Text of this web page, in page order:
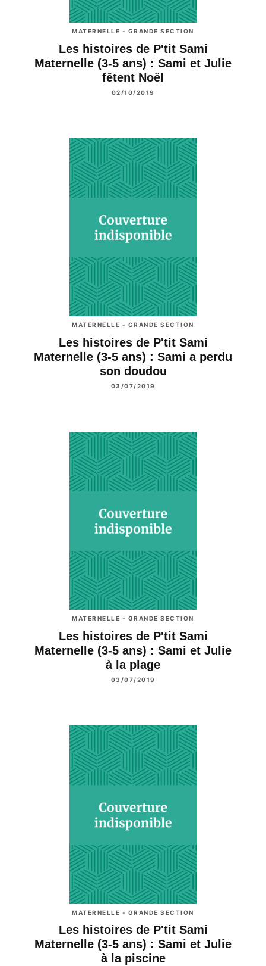
MATERNELLE - GRANDE SECTION
Les histoires de P'tit Sami
Maternelle (3-5 ans) : Sami et Julie
fêtent Noël
02/10/2019
MATERNELLE - GRANDE SECTION
Les histoires de P'tit Sami
Maternelle (3-5 ans) : Sami a perdu
son doudou
03/07/2019
MATERNELLE - GRANDE SECTION
Les histoires de P'tit Sami
Maternelle (3-5 ans) : Sami et Julie
à la plage
03/07/2019
MATERNELLE - GRANDE SECTION
Les histoires de P'tit Sami
Maternelle (3-5 ans) : Sami et Julie
à la piscine